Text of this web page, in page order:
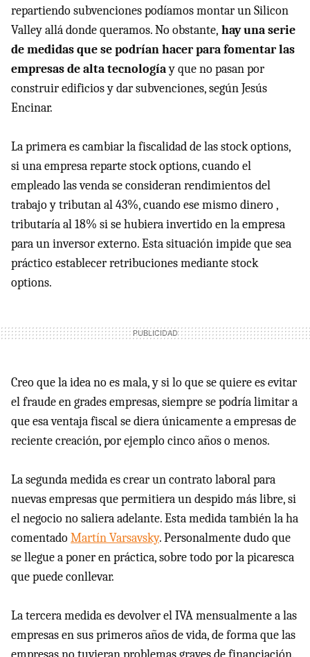
repartiendo subvenciones podíamos montar un Silicon
Valley allá donde queramos. No obstante, hay una serie
de medidas que se podrían hacer para fomentar las
empresas de alta tecnologíay que no pasan por
construir edificios y dar subvenciones, según Jesús
Encinar.
La primera es cambiar la fiscalidad de las stock options,
si una empresa reparte stock options, cuando el
empleado las venda se consideran rendimientos del
trabajo y tributan al 43%, cuando ese mismo dinero ,
tributaría al 18% si se hubiera invertido en la empresa
para un inversor externo. Esta situación impide que sea
práctico establecer retribuciones mediante stock
options.
Creo que la idea no es mala, y si lo que se quiere es evitar
el fraude en grades empresas, siempre se podría limitar a
que esa ventaja fiscal se diera únicamente a empresas de
reciente creación, por ejemplo cinco años o menos.
La segunda medida es crear un contrato laboral para
nuevas empresas que permitiera un despido más libre, si
el negocio no saliera adelante. Esta medida también la ha
comentadoMartín Varsavsky. Personalmente dudo que
se llegue a poner en práctica, sobre todo por la picaresca
que puede conllevar.
La tercera medida es devolver elIVAmensualmente a las
empresas en sus primeros años de vida, de forma que las